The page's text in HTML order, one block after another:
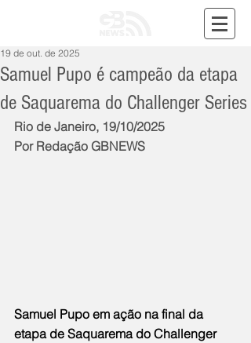
Samuel Pupo é campeão da etapa
de Saquarema do Challenger Series
19 de out. de 2025
Rio de Janeiro, 19/10/2025
Por Redação GBNEWS
Samuel Pupo em ação na final da
etapa de Saquarema do Challenger